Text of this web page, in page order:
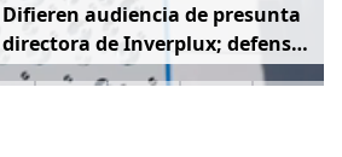
Difieren audiencia de presunta
directora deInverplux; defensa
pidequeseaprivadaysin